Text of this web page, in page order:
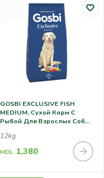
GOSBI EXCLUSIVE FISH
MEDIUM, Сухой Корм С
Рыбой Для Взрослых Собак
12kg
MDL 1,380